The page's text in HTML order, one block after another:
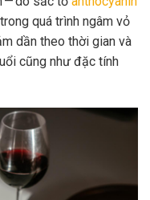
quá trình ngâm vỏ
dần theo thời gian và
cũng như đặc tính